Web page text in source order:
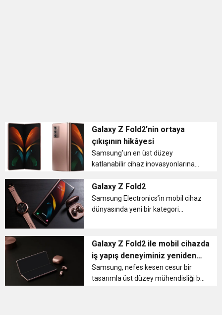
Galaxy Z Fold2’nin ortaya
çıkışının hikâyesi
Samsung’un en üst düzey
katlanabilir cihaz inovasyonlarına
yanı sıra şık ve yenilikçi tasarımıyla
da mobil dünyanın geleceğine yön
veren bir cihaz olarak biliniyor...
Galaxy Z Fold2
Samsung Electronics’in mobil cihaz
dünyasında yeni bir kategori
Fold2'yi tanıttı...
Galaxy Z Fold2 ile mobil cihazda
iş yapış deneyiminiz yeniden
şekillenecek!
Samsung, nefes kesen cesur bir
tasarımla üst düzey mühendisliği bir